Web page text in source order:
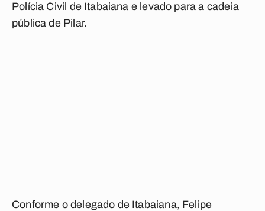
Polícia Civil de Itabaiana e levado para a cadeia
pública de Pilar.
Conforme o delegado de Itabaiana, Felipe